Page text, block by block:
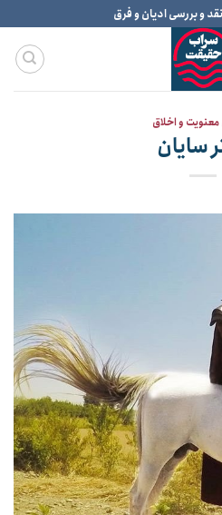
و بررسی ادیان و فرق
و اخلاق
سایان